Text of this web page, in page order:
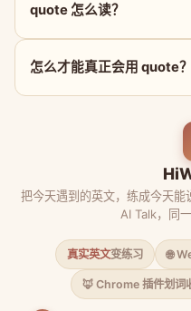
quote 怎么读？
怎么才能真正会用 quote？
把今天遇到的英文，练成今天
AI Talk，同
真实英文变练习 🌐
🦊 Chrome 插件划词